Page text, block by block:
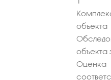
объекта
объекта
Оценка